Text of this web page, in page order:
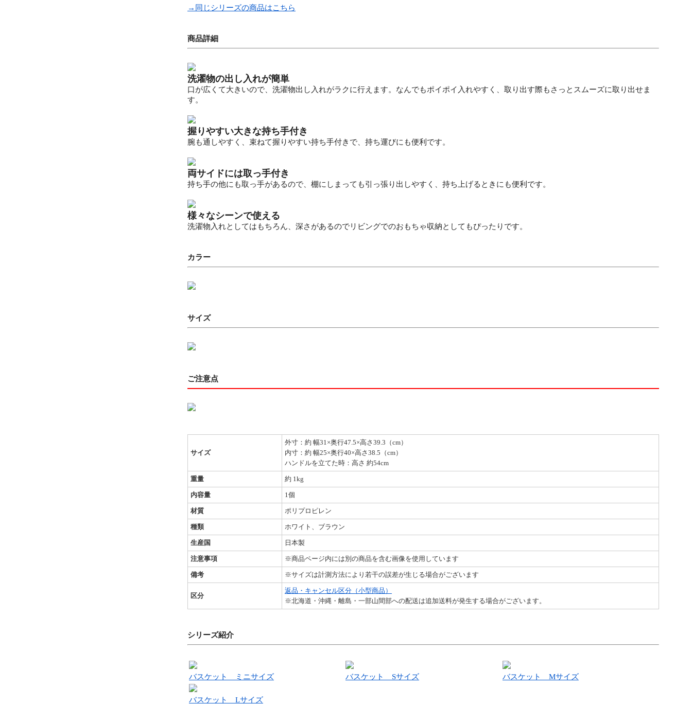
→同じシリーズの商品はこちら
商品詳細
洗濯物の出し入れが簡単
口が広くて大きいので、洗濯物出し入れがラクに行えます。なんでもポイポイ入れやすく、取り出す際もさっとスムーズに取り出せま
す。
握りやすい大きな持ち手付き
腕も通しやすく、束ねて握りやすい持ち手付きで、持ち運びにも便利です。
両サイドには取っ手付き
持ち手の他にも取っ手があるので、棚にしまっても引っ張り出しやすく、持ち上げるときにも便利です。
様々なシーンで使える
洗濯物入れとしてはもちろん、深さがあるのでリビングでのおもちゃ収納としてもぴったりです。
カラー
サイズ
ご注意点
サイズ
外寸：約 幅31×奥行47.5×高さ39.3（cm）
内寸：約 幅25×奥行40×高さ38.5（cm）
ハンドルを立てた時：高さ 約54cm
重量 約 1kg
内容量 1個
材質 ポリプロピレン
種類 ホワイト、ブラウン
生産国 日本製
注意事項 ※商品ページ内には別の商品を含む画像を使用しています
備考 ※サイズは計測方法により若干の誤差が生じる場合がございます
区分
返品・キャンセル区分（小型商品）
※北海道・沖縄・離島・一部山間部への配送は追加送料が発生する場合がございます。
シリーズ紹介
バスケット ミニサイズ バスケット Sサイズ バスケット Mサイズ
バスケット Lサイズ